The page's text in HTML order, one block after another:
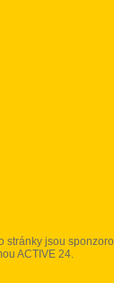
stránky jsou
ACTIVE 24.